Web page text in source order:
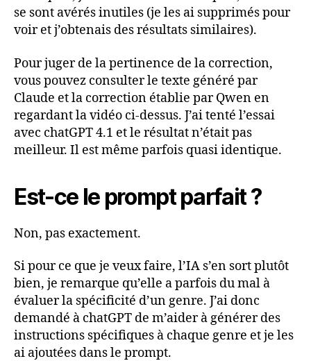
se sont avérés inutiles (je les ai supprimés pour
voir et j’obtenais des résultats similaires).
Pour juger de la pertinence de la correction,
vous pouvez consulter le texte généré par
Claude et la correction établie par Qwen en
regardant la vidéo ci-dessus. J’ai tenté l’essai
avec chatGPT 4.1 et le résultat n’était pas
meilleur. Il est même parfois quasi identique.
Est-ce le prompt parfait ?
Non, pas exactement.
Si pour ce que je veux faire, l’IA s’en sort plutôt
bien, je remarque qu’elle a parfois du mal à
évaluer la spécificité d’un genre. J’ai donc
demandé à chatGPT de m’aider à générer des
instructions spécifiques à chaque genre et je les
ai ajoutées dans le prompt.